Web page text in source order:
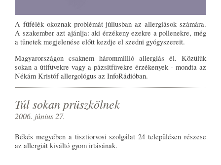
A fűfélék okoznak problémát júliusban az allergiások számára.
A szakember azt ajánlja: aki érzékeny ezekre a pollenekre, még
a tünetek megjelenése előtt kezdje el szedni gyógyszereit.
Magyarországon csaknem hárommillió allergiás él. Közülük
sokan a útifüvekre vagy a pázsitfüvekre érzékenyek - mondta az
Nékám Kristóf allergológus az InfoRádióban.
Túl sokan prüszkölnek
2006. június 27.
Békés megyében a tisztiorvosi szolgálat 24 településen részese
az allergiát kiváltó gyom irtásának.